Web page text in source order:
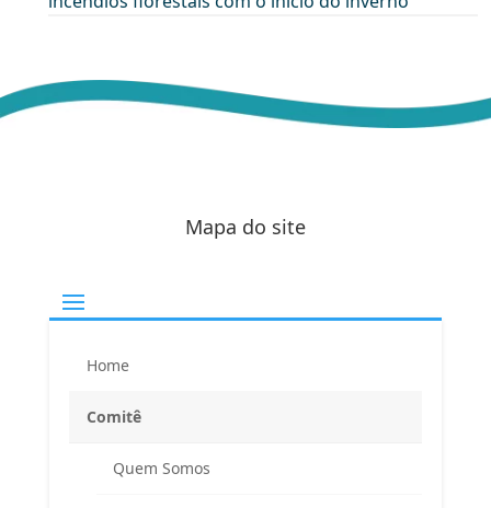
Mapa do site
Home
Comitê
Quem Somos